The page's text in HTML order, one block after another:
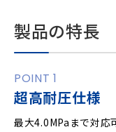
製品の特長
POINT 1
超高耐圧仕様
最大4.0MPaまで対応